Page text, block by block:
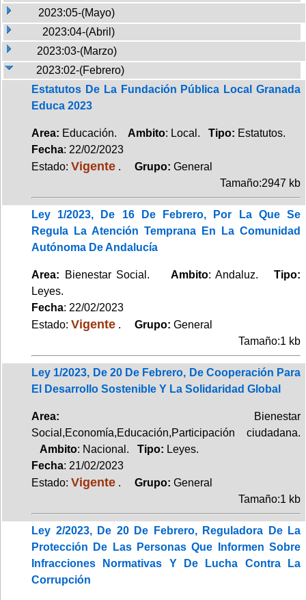
2023:05-(Mayo)
2023:04-(Abril)
2023:03-(Marzo)
2023:02-(Febrero)
Estatutos De La Fundación Pública Local Granada
Educa 2023
Area: Educación. Ambito: Local. Tipo: Estatutos.
Fecha: 22/02/2023
Estado: Vigente . Grupo: General
Tamaño:2947 kb
Ley 1/2023, De 16 De Febrero, Por La Que Se
Regula La Atención Temprana En La Comunidad
Autónoma De Andalucía
Area: Bienestar Social. Ambito: Andaluz.Tipo:
Leyes.
Fecha: 22/02/2023
Estado: Vigente . Grupo: General
Tamaño:1 kb
Ley 1/2023, De 20 De Febrero, De Cooperación Para
El Desarrollo Sostenible Y La Solidaridad Global
Area: Bienestar
Social,Economía,Educación,Participación ciudadana.
Ambito: Nacional. Tipo: Leyes.
Fecha: 21/02/2023
Estado: Vigente . Grupo: General
Tamaño:1 kb
Ley 2/2023, De 20 De Febrero, Reguladora De La
Protección De Las Personas Que Informen Sobre
Infracciones Normativas Y De Lucha Contra La
Corrupción